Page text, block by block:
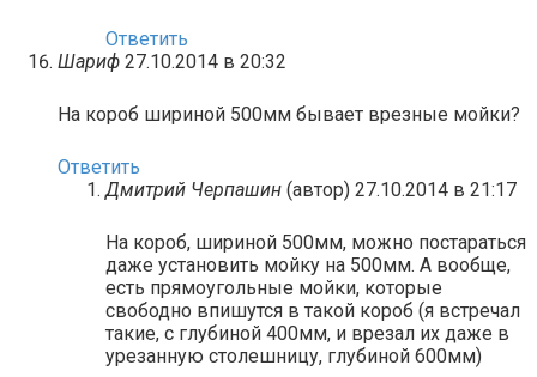
Ответить
Шариф 27.10.2014 в 20:32
На короб шириной 500мм бывает врезные мойки?
Ответить
Дмитрий Черпашин (автор) 27.10.2014 в 21:17
На короб, шириной 500мм, можно постараться
даже установить мойку на 500мм. А вообще,
есть прямоугольные мойки, которые
свободно впишутся в такой короб (я встречал
такие, с глубиной 400мм, и врезал их даже в
урезанную столешницу, глубиной 600мм)